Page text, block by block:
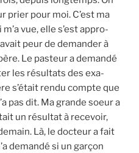
prier pour moi. C’est ma
vue, elle s’est appro­
peur de deman­der à
Le pas­teur a deman­dé
les résul­tats des exa­
s’était ren­du compte que
pas dit. Ma grande soeur a
un résul­tat à rece­voir,
Là, le doc­teur a fait
deman­dé si un gar­çon